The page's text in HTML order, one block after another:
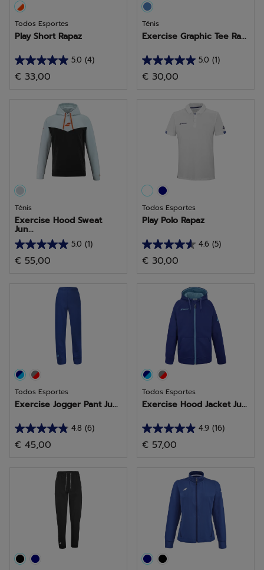
Todos Esportes
Play Short Rapaz
5.0 (4)
5.0
em
análises
€ 33,00
Ténis
Exercise Graphic Tee Ra...
5.0 (1)
5.0
em
€ 30,00
Ténis
Exercise Hood Sweat
Jun...
5.0 (1)
5.0
em
€ 55,00
Todos Esportes
Play Polo Rapaz
4.6 (5)
4.6
em
análises
€ 30,00
Todos Esportes
Exercise Jogger Pant Ju...
4.8 (6)
4.8
em
€ 45,00
Todos Esportes
Exercise Hood Jacket Ju...
4.9 (16)
4.9
em
estrelas.
análises
€ 57,00